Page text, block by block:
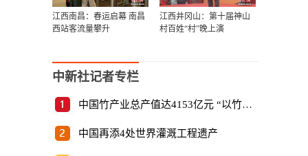
江西南昌：春运启幕 南昌
西站客流量攀升
江西井冈山：第十届神山
村百姓“村”晚上演
中新社记者专栏
中国竹产业总产值达4153亿元 “以竹代塑”倡
中国再添4处世界灌溉工程遗产